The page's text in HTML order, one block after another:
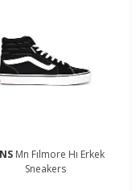
Mn Fılmore Hı Erkek
Sneakers